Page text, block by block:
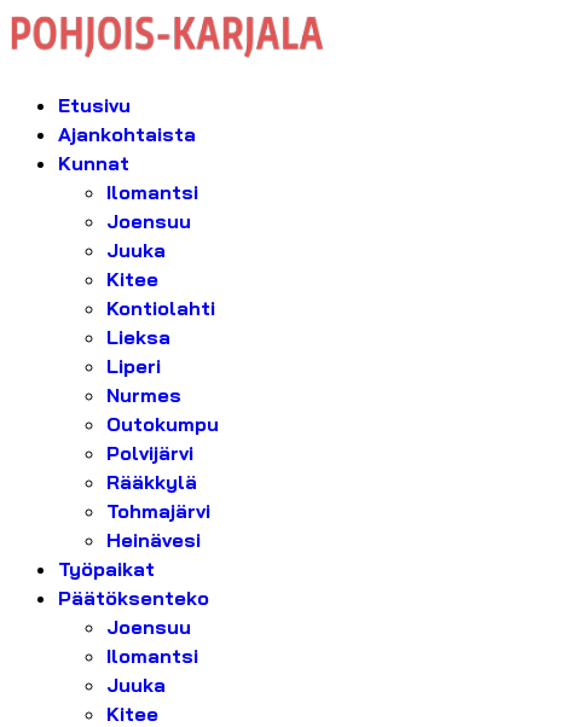
Etusivu
Ajankohtaista
Kunnat
Ilomantsi
Joensuu
Juuka
Kitee
Kontiolahti
Lieksa
Liperi
Nurmes
Outokumpu
Polvijärvi
Rääkkylä
Tohmajärvi
Heinävesi
Työpaikat
Päätöksenteko
Joensuu
Ilomantsi
Juuka
Kitee